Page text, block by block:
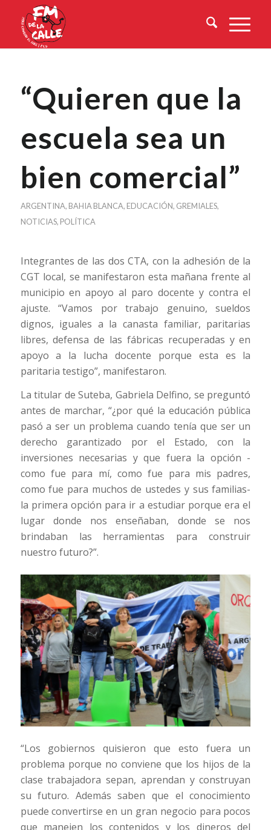
“Quieren que la
escuela sea un
bien comercial”
ARGENTINA, BAHIA BLANCA, EDUCACIÓN, GREMIALES,
NOTICIAS, POLÍTICA
Integrantes de las dos CTA, con la adhesión de la
CGT local, se manifestaron esta mañana frente al
municipio en apoyo al paro docente y contra el
ajuste. “Vamos por trabajo genuino, sueldos
dignos, iguales a la canasta familiar, paritarias
libres, defensa de las fábricas recuperadas y en
apoyo a la lucha docente porque esta es la
paritaria testigo”, manifestaron.
La titular de Suteba, Gabriela Delfino, se preguntó
antes de marchar, “¿por qué la educación pública
pasó a ser un problema cuando tenía que ser un
derecho garantizado por el Estado, con la
inversiones necesarias y que fuera la opción -
como fue para mí, como fue para mis padres,
como fue para muchos de ustedes y sus familias-
la primera opción para ir a estudiar porque era el
lugar donde nos enseñaban, donde se nos
brindaban las herramientas para construir
nuestro futuro?”.
“Los gobiernos quisieron que esto fuera un
problema porque no conviene que los hijos de la
clase trabajadora sepan, aprendan y construyan
su futuro. Además saben que el conocimiento
puede convertirse en un gran negocio para pocos
que manejen los contenidos y los dineros del